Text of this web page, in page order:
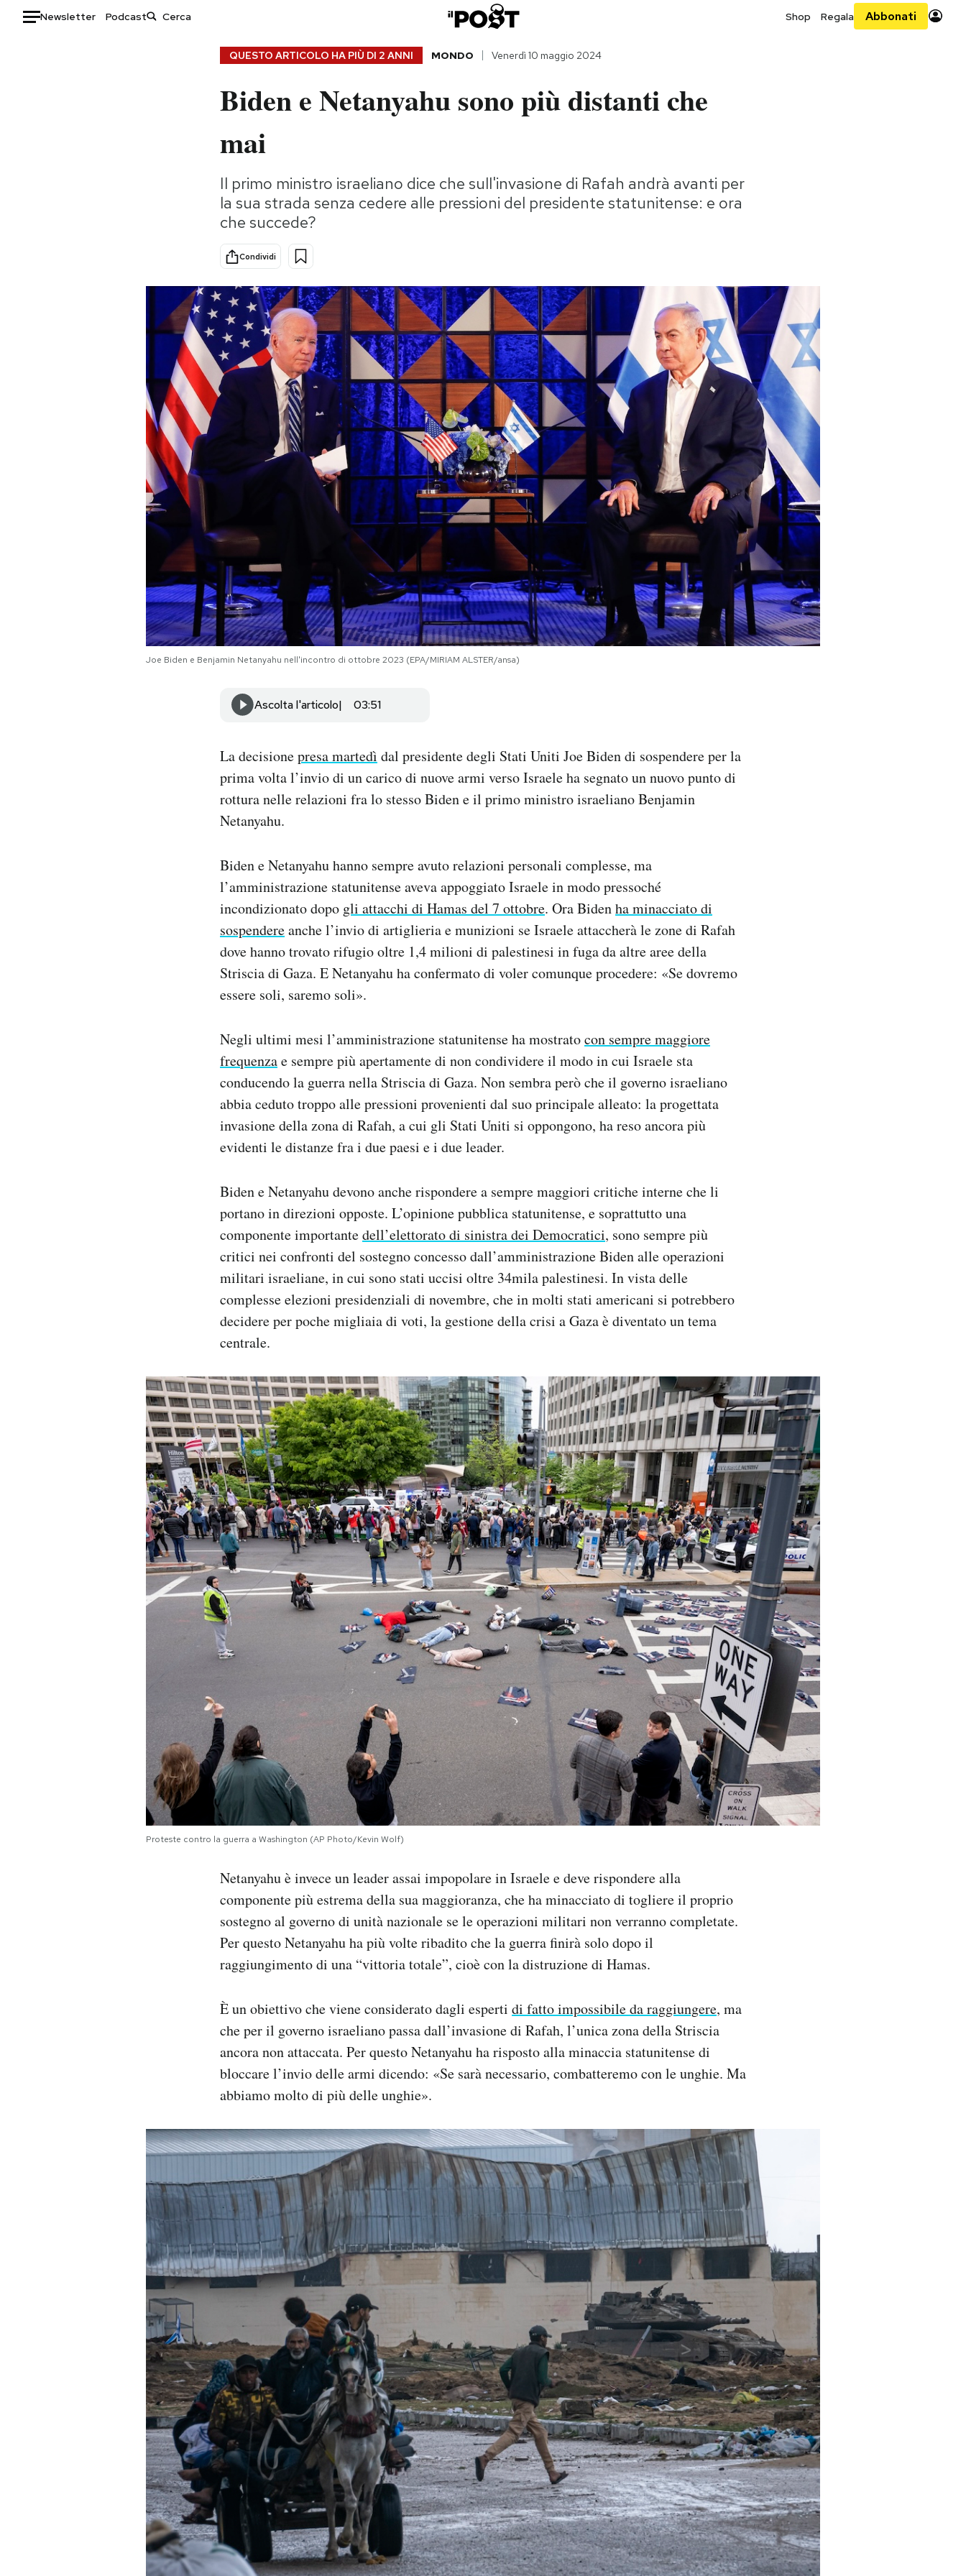
Newsletter Podcast Shop Regala Abbonati
Ok Boomer!
Altrecose
Mondiali calcio 2026
AREA PERSONALE
QUESTO ARTICOLO HA PIÙ DI 2 ANNI MONDO Venerdì 10 maggio 2024
Biden e Netanyahu sono più distanti che
mai
Il primo ministro israeliano dice che sull'invasione di Rafah andrà avanti per
la sua strada senza cedere alle pressioni del presidente statunitense: e ora
che succede?
Condividi
Joe Biden e Benjamin Netanyahu nell'incontro di ottobre 2023 (EPA/MIRIAM ALSTER/ansa)
Ascolta l'articolo 03:51
La decisionepresa martedì dal presidente degli Stati Uniti Joe Biden di sospendere per la
prima volta l’invio di un carico di nuove armi verso Israele ha segnato un nuovo punto di
rottura nelle relazioni fra lo stesso Biden e il primo ministro israeliano Benjamin
Netanyahu.
Biden e Netanyahu hanno sempre avuto relazioni personali complesse, ma
l’amministrazione statunitense aveva appoggiato Israele in modo pressoché
incondizionato dopo gli attacchi di Hamas del 7 ottobre. Ora Bidenha minacciato di
sospendereanche l’invio di artiglieria e munizioni se Israele attaccherà le zone di Rafah
dove hanno trovato rifugio oltre 1,4 milioni di palestinesi in fuga da altre aree della
Striscia di Gaza. E Netanyahu ha confermato di voler comunque procedere: «Se dovremo
essere soli, saremo soli».
Negli ultimi mesi l’amministrazione statunitense ha mostratocon sempre maggiore
frequenzae sempre più apertamente di non condividere il modo in cui Israele sta
conducendo la guerra nella Striscia di Gaza. Non sembra però che il governo israeliano
abbia ceduto troppo alle pressioni provenienti dal suo principale alleato: la progettata
invasione della zona di Rafah, a cui gli Stati Uniti si oppongono, ha reso ancora più
evidenti le distanze fra i due paesi e i due leader.
Biden e Netanyahu devono anche rispondere a sempre maggiori critiche interne che li
portano in direzioni opposte. L’opinione pubblica statunitense, e soprattutto una
componente importantedell’elettorato di sinistra dei Democratici, sono sempre più
critici nei confronti del sostegno concesso dall’amministrazione Biden alle operazioni
militari israeliane, in cui sono stati uccisi oltre 34mila palestinesi. In vista delle
complesse elezioni presidenziali di novembre, che in molti stati americani si potrebbero
decidere per poche migliaia di voti, la gestione della crisi a Gaza è diventato un tema
centrale.
Proteste contro la guerra a Washington (AP Photo/Kevin Wolf)
Netanyahu è invece un leader assai impopolare in Israele e deve rispondere alla
componente più estrema della sua maggioranza, che ha minacciato di togliere il proprio
sostegno al governo di unità nazionale se le operazioni militari non verranno completate.
Per questo Netanyahu ha più volte ribadito che la guerra finirà solo dopo il
raggiungimento di una “vittoria totale”, cioè con la distruzione di Hamas.
È un obiettivo che viene considerato dagli esperti di fatto impossibile da raggiungere, ma
che per il governo israeliano passa dall’invasione di Rafah, l’unica zona della Striscia
ancora non attaccata. Per questo Netanyahu ha risposto alla minaccia statunitense di
bloccare l’invio delle armi dicendo: «Se sarà necessario, combatteremo con le unghie. Ma
abbiamo molto di più delle unghie».